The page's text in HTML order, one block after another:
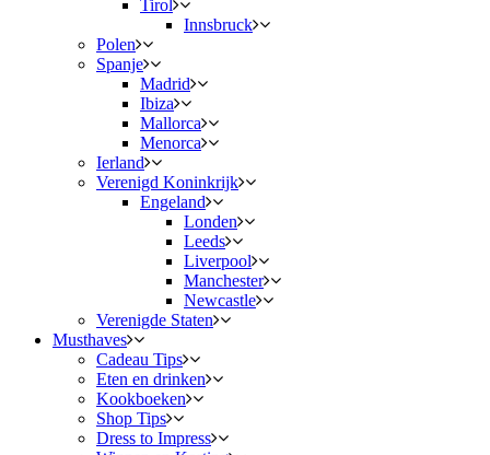
Tirol
Innsbruck
Polen
Spanje
Madrid
Ibiza
Mallorca
Menorca
Ierland
Verenigd Koninkrijk
Engeland
Londen
Leeds
Liverpool
Manchester
Newcastle
Verenigde Staten
Musthaves
Cadeau Tips
Eten en drinken
Kookboeken
Shop Tips
Dress to Impress